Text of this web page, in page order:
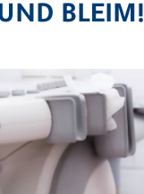
BLEIM!